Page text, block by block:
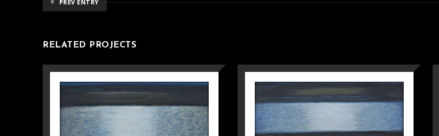
PREV ENTRY
RELATED PROJECTS